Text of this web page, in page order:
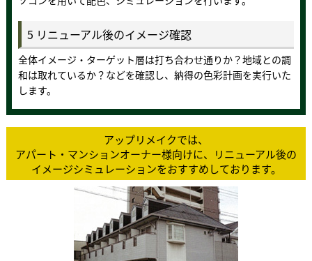
5 リニューアル後のイメージ確認
全体イメージ・ターゲット層は打ち合わせ通りか？地域との調
和は取れているか？などを確認し、納得の色彩計画を実行いた
します。
アップリメイクでは、
アパート・マンションオーナー様向けに、
リニューアル後の
イメージシミュレーションをおすすめしております。